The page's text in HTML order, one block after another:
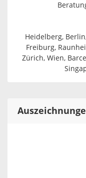
Heidelberg,
Freiburg,
Zürich, Wien,